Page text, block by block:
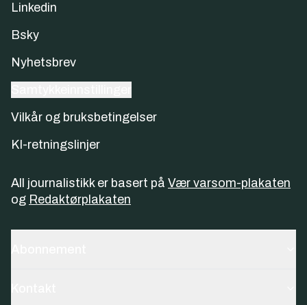
Linkedin
Bsky
Nyhetsbrev
Vilkår og bruksbetingelser
KI-retningslinjer
All journalistikk er basert på Vær varsom-plakaten
og Redaktørplakaten